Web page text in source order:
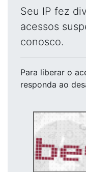
Seu IP fez
acessos
conosco.
Para liberar o
responda ao